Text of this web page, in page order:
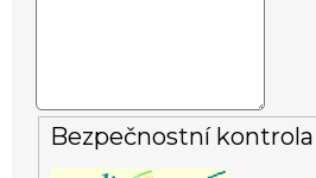
Bezpečnostní kontrola